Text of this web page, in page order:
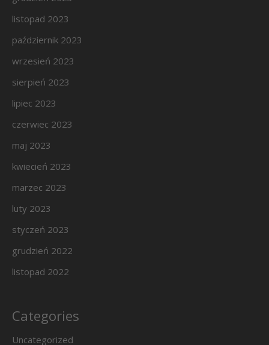
listopad 2023
październik 2023
wrzesień 2023
sierpień 2023
lipiec 2023
czerwiec 2023
maj 2023
kwiecień 2023
marzec 2023
luty 2023
styczeń 2023
grudzień 2022
listopad 2022
Categories
Uncategorized